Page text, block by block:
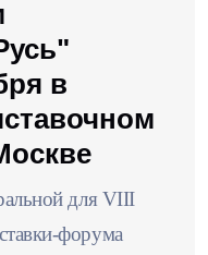
в
для VIII
форума